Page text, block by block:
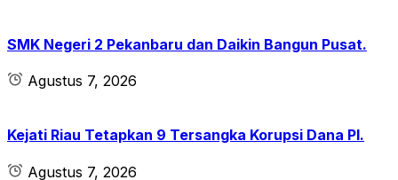
SMK Negeri 2 Pekanbaru dan Daikin Bangun Pusat.
Agustus 7, 2026
Kejati Riau Tetapkan 9 Tersangka Korupsi Dana PI.
Agustus 7, 2026